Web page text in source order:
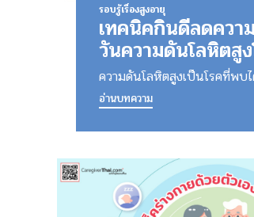
รอบรู้เรื่องสูงอายุ
เทคนิคกินดีลดคว
วันความดันโลหิตสู
ความดันโลหิตสูงเป็นโรคที่พบ
อ่านบทความ